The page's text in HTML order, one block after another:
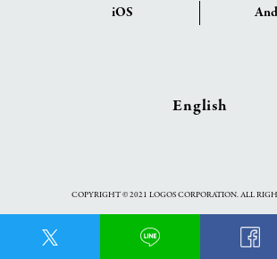
iOS
English
COPYRIGHT © 2021 LOGOS CORPORATION. ALL